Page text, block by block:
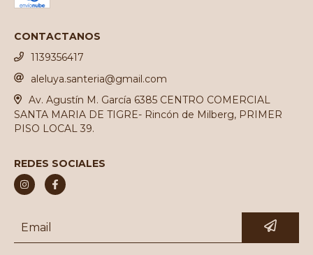
CONTACTANOS
1139356417
aleluya.santeria@gmail.com
Av. Agustín M. García 6385 CENTRO COMERCIAL
SANTA MARIA DE TIGRE- Rincón de Milberg, PRIMER
PISO LOCAL 39.
REDES SOCIALES